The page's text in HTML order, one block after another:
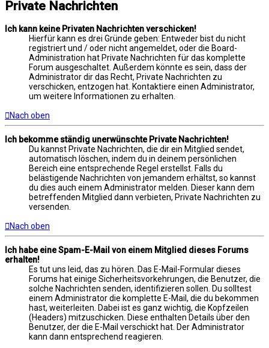
Private Nachrichten
Ich kann keine Privaten Nachrichten verschicken!
Hierfür kann es drei Gründe geben: Entweder bist du nicht
registriert und / oder nicht angemeldet, oder die Board-
Administration hat Private Nachrichten für das komplette
Forum ausgeschaltet. Außerdem könnte es sein, dass der
Administrator dir das Recht, Private Nachrichten zu
verschicken, entzogen hat. Kontaktiere einen Administrator,
um weitere Informationen zu erhalten.
Nach oben
Ich bekomme ständig unerwünschte Private Nachrichten!
Du kannst Private Nachrichten, die dir ein Mitglied sendet,
automatisch löschen, indem du in deinem persönlichen
Bereich eine entsprechende Regel erstellst. Falls du
belästigende Nachrichten von jemandem erhältst, so kannst
du dies auch einem Administrator melden. Dieser kann dem
betreffenden Mitglied dann verbieten, Private Nachrichten zu
versenden.
Nach oben
Ich habe eine Spam-E-Mail von einem Mitglied dieses Forums
erhalten!
Es tut uns leid, das zu hören. Das E-Mail-Formular dieses
Forums hat einige Sicherheitsvorkehrungen, die Benutzer, die
solche Nachrichten senden, identifizieren sollen. Du solltest
einem Administrator die komplette E-Mail, die du bekommen
hast, weiterleiten. Dabei ist es ganz wichtig, die Kopfzeilen
(Headers) mitzuschicken. Diese enthalten Details über den
Benutzer, der die E-Mail verschickt hat. Der Administrator
kann dann entsprechend reagieren.